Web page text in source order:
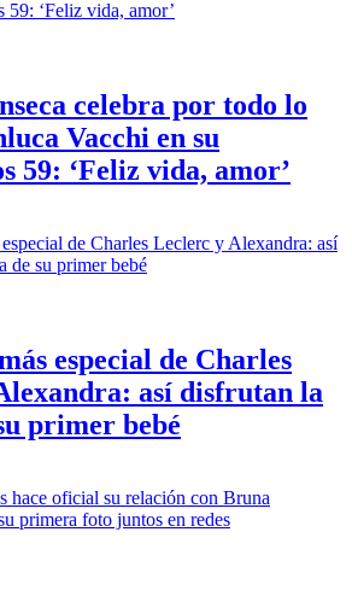
celebra por todo lo
Vacchi en su
59: ‘Feliz vida, amor’
especial de Charles
así disfrutan la
primer bebé